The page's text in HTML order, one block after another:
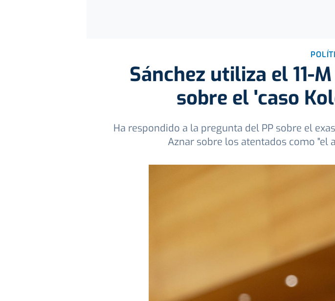
Sánchez utiliza el 11-
sobre el 'caso
Ha respondido a la pregunta del PP sobre el
Aznar sobre los atentados como "el